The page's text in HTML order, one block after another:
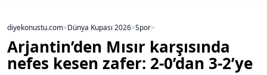
diyekonustu.com>Dünya Kupası 2026>Spor>
Arjantin’den Mısır karşısında
nefes kesen zafer: 2-0’dan 3-2’ye